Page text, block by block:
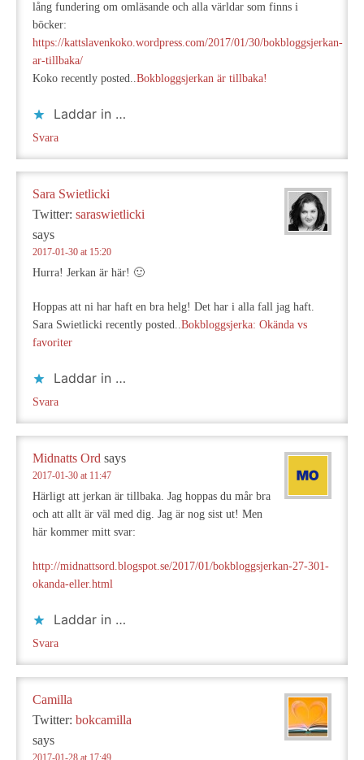
lång fundering om omläsande och alla världar som finns i
böcker:
https://kattslavenkoko.wordpress.com/2017/01/30/bokbloggsjerkan-
ar-tillbaka/
Koko recently posted..Bokbloggsjerkan är tillbaka!
Laddar in …
Svara
Sara Swietlicki
Twitter: saraswietlicki
says
2017-01-30 at 15:20
Hurra! Jerkan är här! 🙂
Hoppas att ni har haft en bra helg! Det har i alla fall jag haft.
Sara Swietlicki recently posted..Bokbloggsjerka: Okända vs
favoriter
Laddar in …
Svara
Midnatts Ord says
2017-01-30 at 11:47
Härligt att jerkan är tillbaka. Jag hoppas du mår bra
och att allt är väl med dig. Jag är nog sist ut! Men
här kommer mitt svar:
http://midnattsord.blogspot.se/2017/01/bokbloggsjerkan-27-301-
okanda-eller.html
Laddar in …
Svara
Camilla
Twitter: bokcamilla
says
2017-01-28 at 17:49